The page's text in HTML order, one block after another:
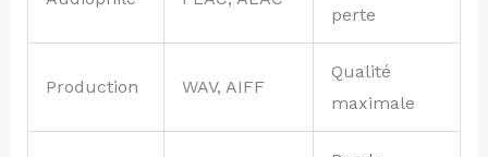
perte
Production WAV, AIFF
Qualité
maximale